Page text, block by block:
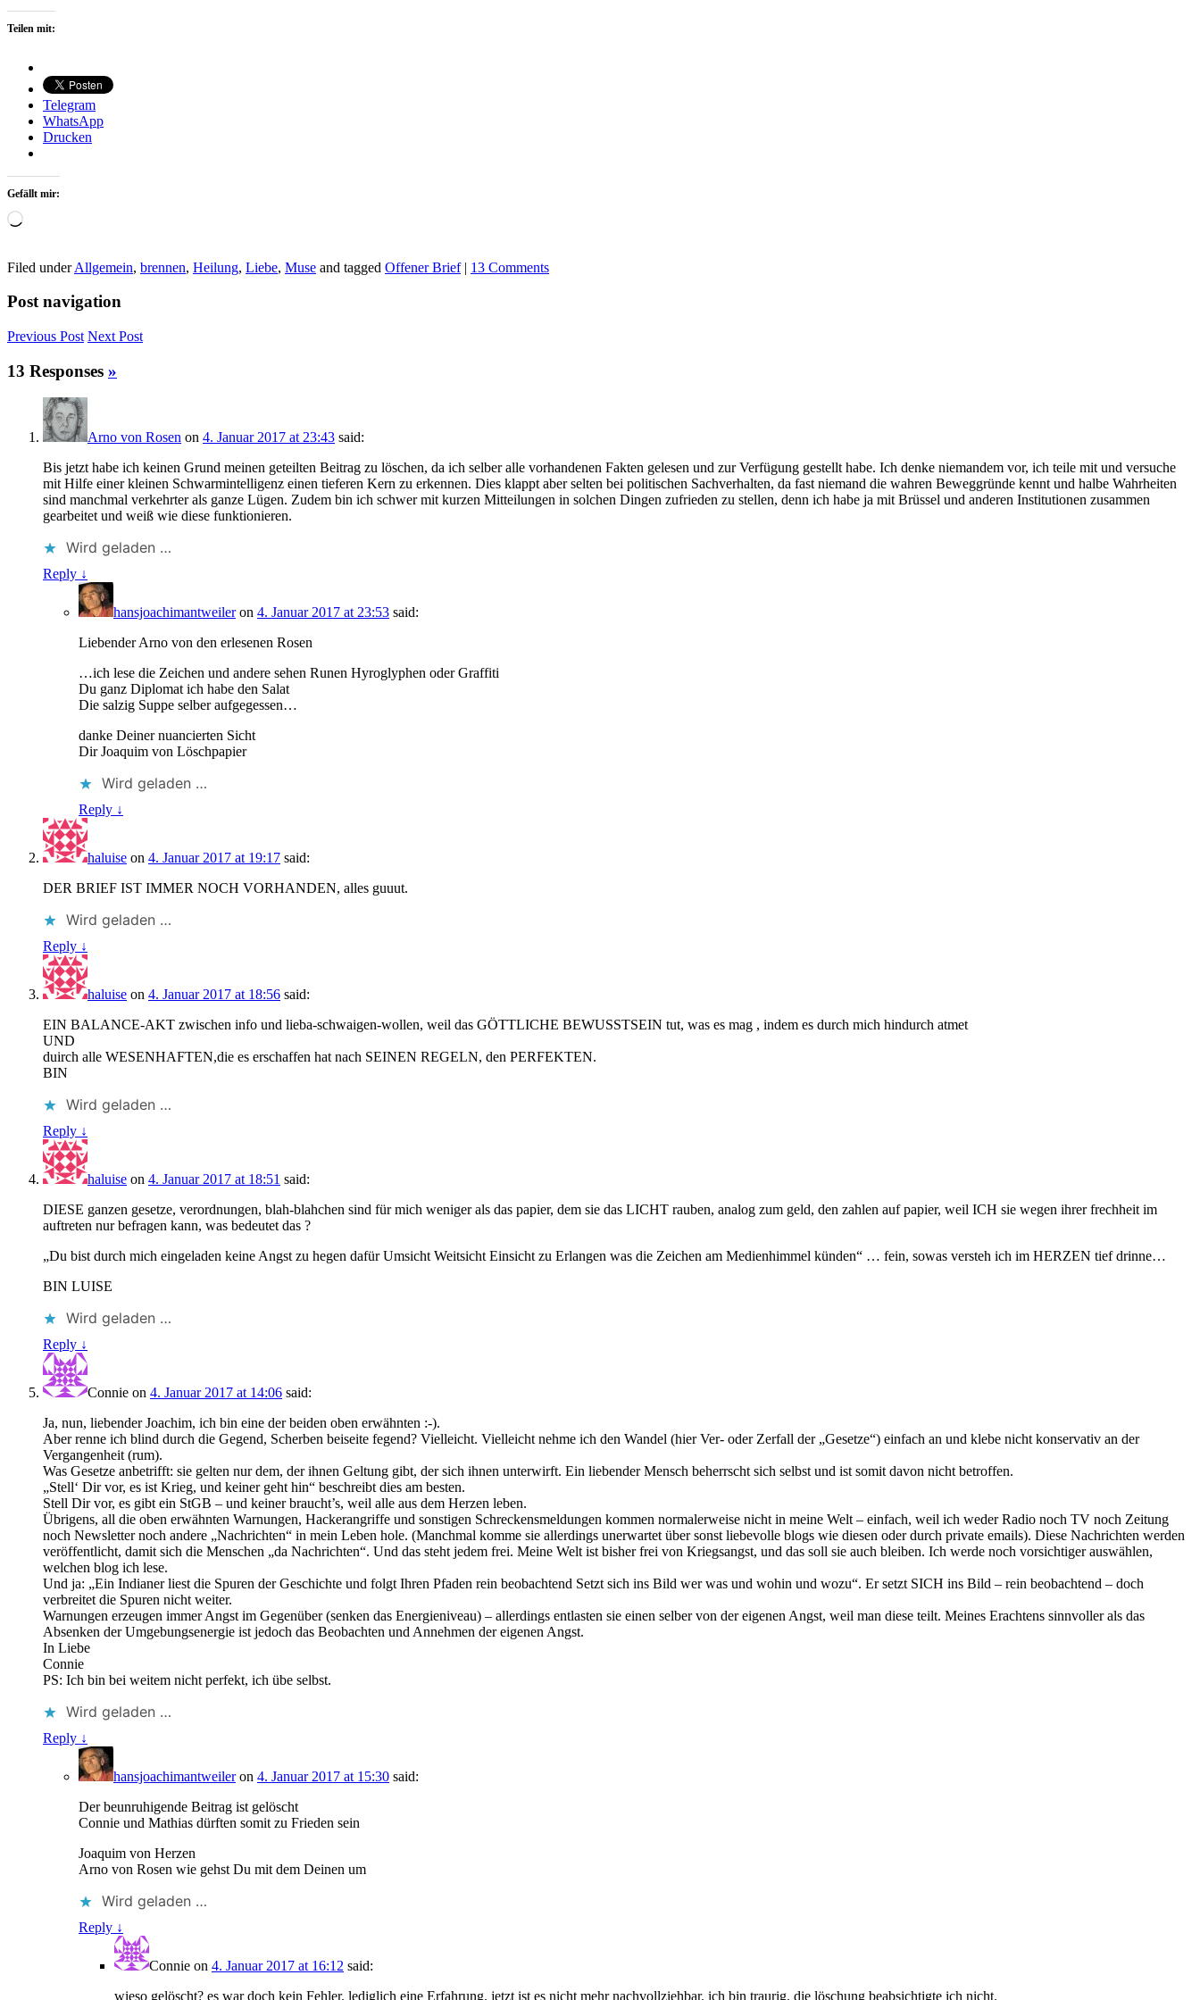
Teilen mit:
Telegram
WhatsApp
Drucken
Gefällt mir:
Wird
Filed underAllgemein, brennen, Heilung, Liebe, Muse and tagged Offener Brief | 13 Comments
Post navigation
Previous Post Next Post
13 Responses »
Arno von Rosen on 4. Januar 2017 at 23:43 said:
Bis jetzt habe ich keinen Grund meinen geteilten Beitrag zu löschen, da ich selber alle vorhandenen Fakten gelesen und zur Verfügung gestellt habe. Ich denke niemandem vor, ich teile mit und versuche
mit Hilfe einer kleinen Schwarmintelligenz einen tieferen Kern zu erkennen. Dies klappt aber selten bei politischen Sachverhalten, da fast niemand die wahren Beweggründe kennt und halbe Wahrheiten
sind manchmal verkehrter als ganze Lügen. Zudem bin ich schwer mit kurzen Mitteilungen in solchen Dingen zufrieden zu stellen, denn ich habe ja mit Brüssel und anderen Institutionen zusammen
gearbeitet und weiß wie diese funktionieren.
Wird geladen …
Reply ↓
hansjoachimantweileron 4. Januar 2017 at 23:53 said:
Liebender Arno von den erlesenen Rosen
…ich lese die Zeichen und andere sehen Runen Hyroglyphen oder Graffiti
Du ganz Diplomat ich habe den Salat
Die salzig Suppe selber aufgegessen…
danke Deiner nuancierten Sicht
Dir Joaquim von Löschpapier
Wird geladen …
Reply ↓
haluise on 4. Januar 2017 at 19:17 said:
DER BRIEF IST IMMER NOCH VORHANDEN, alles guuut.
Wird geladen …
Reply ↓
haluise on 4. Januar 2017 at 18:56 said:
EIN BALANCE-AKT zwischen info und lieba-schwaigen-wollen, weil das GÖTTLICHE BEWUSSTSEIN tut, was es mag , indem es durch mich hindurch atmet
UND
duirch alle WESENHAFTEN,die es erschaffen hat nach SEINEN REGELN, den PERFEKTEN.
BIN
Wird geladen …
Reply ↓
haluise on 4. Januar 2017 at 18:51 said:
DIESE ganzen gesetze, verordnungen, blah-blahchen sind für mich weniger als das papier, dem sie das LICHT rauben, analog zum geld, den zahlen auf papier, weil ICH sie wegen ihrer frechheit im
auftreten nur befragen kann, was bedeutet das ?
„Du bist durch mich eingeladen keine Angst zu hegen dafür Umsicht Weitsicht Einsicht zu Erlangen was die Zeichen am Medienhimmel künden“ … fein, sowas versteh ich im HERZEN tief drinne…
BIN LUISE
Wird geladen …
Reply ↓
Connie on 4. Januar 2017 at 14:06 said:
Ja, nun, liebender Joachim, ich bin eine der beiden oben erwähnten :-).
Aber renne ich blind durch die Gegend, Scherben beiseite fegend? Vielleicht. Vielleicht nehme ich den Wandel (hier Ver- oder Zerfall der „Gesetze“) einfach an und klebe nicht konservativ an der
Vergangenheit (rum).
Was Gesetze anbetrifft: sie gelten nur dem, der ihnen Geltung gibt, der sich ihnen unterwirft. Ein liebender Mensch beherrscht sich selbst und ist somit davon nicht betroffen.
„Stell‘ Dir vor, es ist Krieg, und keiner geht hin“ beschreibt dies am besten.
Stell Dir vor, es gibt ein StGB – und keiner braucht’s, weil alle aus dem Herzen leben.
Übrigens, all die oben erwähnten Warnungen, Hackerangriffe und sonstigen Schreckensmeldungen kommen normalerweise nicht in meine Welt – einfach, weil ich weder Radio noch TV noch Zeitung
noch Newsletter noch andere „Nachrichten“ in mein Leben hole. (Manchmal komme sie allerdings unerwartet über sonst liebevolle blogs wie diesen oder durch private emails). Diese Nachrichten werden
veröffentlicht, damit sich die Menschen „da Nachrichten“. Und das steht jedem frei. Meine Welt ist bisher frei von Kriegsangst, und das soll sie auch bleiben. Ich werde noch vorsichtiger auswählen,
welchen blog ich lese.
Und ja: „Ein Indianer liest die Spuren der Geschichte und folgt Ihren Pfaden rein beobachtend Setzt sich ins Bild wer was und wohin und wozu“. Er setzt SICH ins Bild – rein beobachtend – doch
verbreitet die Spuren nicht weiter.
Warnungen erzeugen immer Angst im Gegenüber (senken das Energieniveau) – allerdings entlasten sie einen selber von der eigenen Angst, weil man diese teilt. Meines Erachtens sinnvoller als das
Absenken der Umgebungsenergie ist jedoch das Beobachten und Annehmen der eigenen Angst.
In Liebe
Connie
PS: Ich bin bei weitem nicht perfekt, ich übe selbst.
Wird geladen …
Reply ↓
hansjoachimantweileron 4. Januar 2017 at 15:30 said:
Der beunruhigende Beitrag ist gelöscht
Connie und Mathias dürften somit zu Frieden sein
Joaquim von Herzen
Arno von Rosen wie gehst Du mit dem Deinen um
Wird geladen …
Reply ↓
Connie on 4. Januar 2017 at 16:12 said:
wieso gelöscht? es war doch kein Fehler. lediglich eine Erfahrung. jetzt ist es nicht mehr nachvollziehbar. ich bin traurig. die löschung beabsichtigte ich nicht.